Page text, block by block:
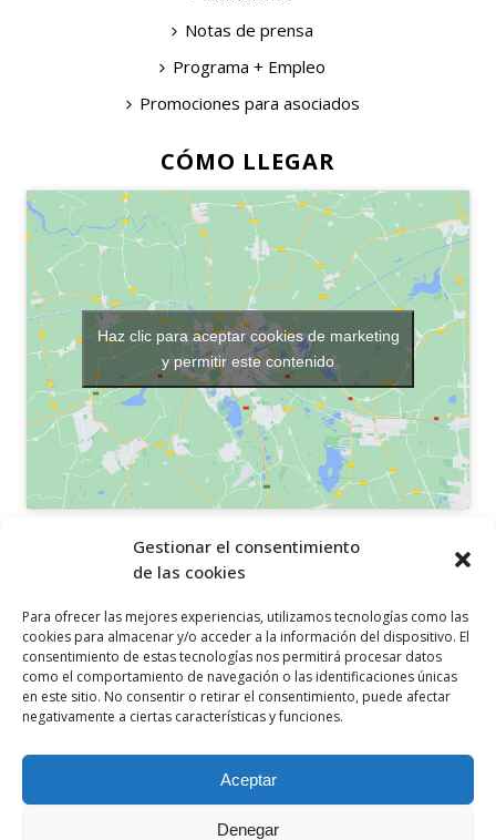
Gestionar el consentimiento
de las cookies
Para ofrecer las mejores experiencias, utilizamos tecnologías como las
cookies para almacenar y/o acceder a la información del dispositivo. El
consentimiento de estas tecnologías nos permitirá procesar datos
como el comportamiento de navegación o las identificaciones únicas
en este sitio. No consentir o retirar el consentimiento, puede afectar
negativamente a ciertas características y funciones.
Aceptar
Denegar
Notas de prensa
Programa + Empleo
Promociones para asociados
CÓMO LLEGAR
Haz clic para aceptar cookies de marketing
y permitir este contenido
OTROS ENLACES
Política de cookies
Aviso legal
Canal ético
SÍGUENOS EN